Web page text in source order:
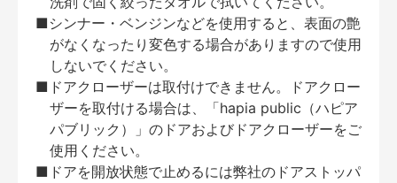
■シンナー・ベンジンなどを使用すると、表面の艶
がなくなったり変色する場合がありますので使用
しないでください。
■ドアクローザーは取付けできません。ドアクロー
ザーを取付ける場合は、「hapia public（ハピア
パブリック）」のドアおよびドアクローザーをご
使用ください。
■ドアを開放状態で止めるには弊社のドアストッパ